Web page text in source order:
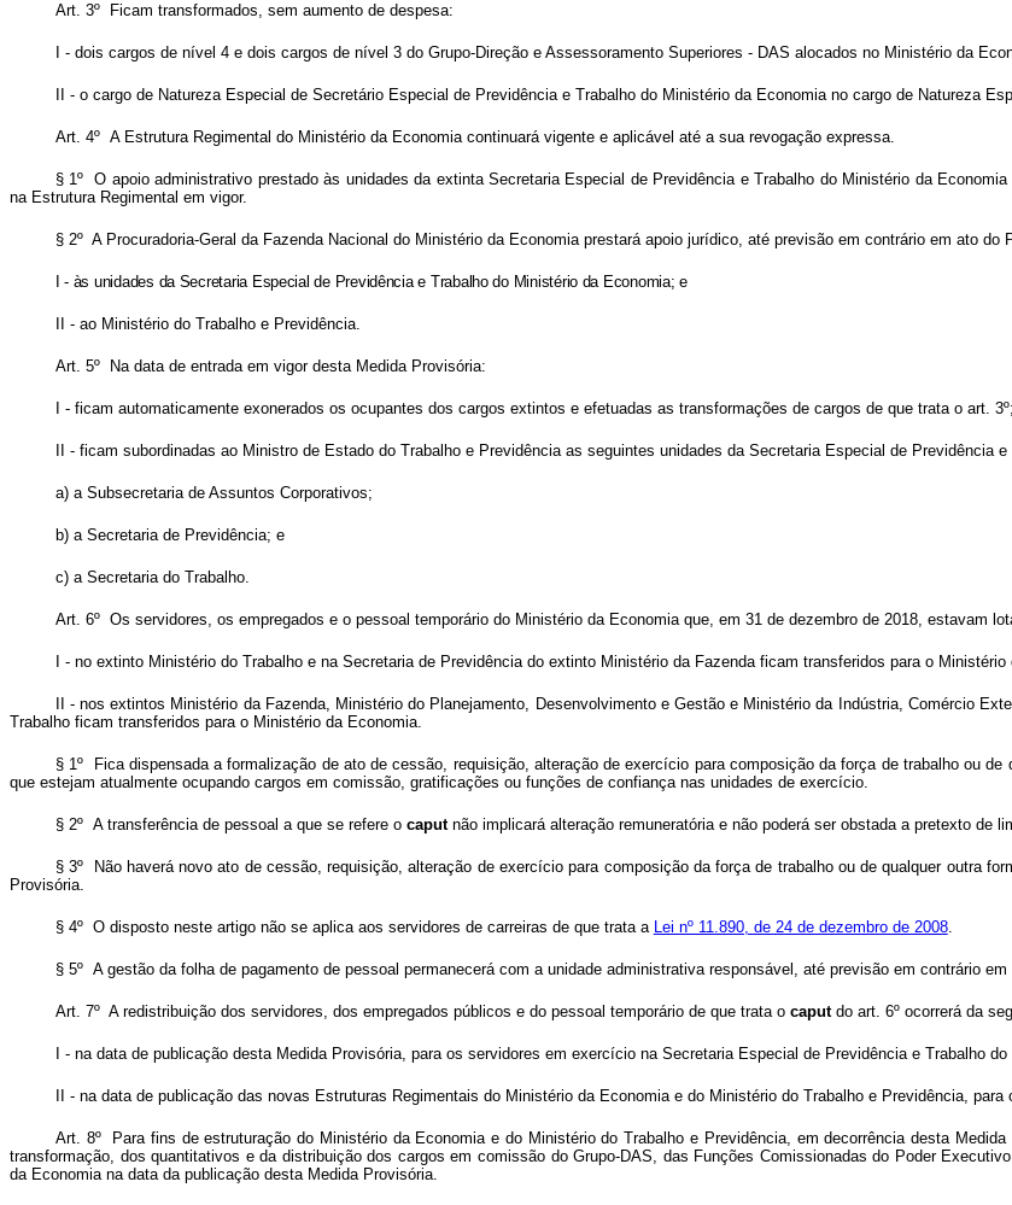
Art. 3º Ficam transformados, sem aumento de despesa:
I - dois cargos de nível 4 e dois cargos de nível 3 do Grupo-Direção e Assessoramento Superiores - DAS alocados no Ministério da
II - o cargo de Natureza Especial de Secretário Especial de Previdência e Trabalho do Ministério da Economia no cargo de Natureza
Art. 4º A Estrutura Regimental do Ministério da Economia continuará vigente e aplicável até a sua revogação expressa.
§ 1º O apoio administrativo prestado às unidades da extinta Secretaria Especial de Previdência e Trabalho do Ministério da
na Estrutura Regimental em vigor.
§ 2º A Procuradoria-Geral da Fazenda Nacional do Ministério da Economia prestará apoio jurídico, até previsão em contrário em ato do
I - às unidades da Secretaria Especial de Previdência e Trabalho do Ministério da Economia; e
II - ao Ministério do Trabalho e Previdência.
Art. 5º Na data de entrada em vigor desta Medida Provisória:
I - ficam automaticamente exonerados os ocupantes dos cargos extintos e efetuadas as transformações de cargos de que trata o art.
II - ficam subordinadas ao Ministro de Estado do Trabalho e Previdência as seguintes unidades da Secretaria Especial de Previdência
a) a Subsecretaria de Assuntos Corporativos;
b) a Secretaria de Previdência; e
c) a Secretaria do Trabalho.
Art. 6º Os servidores, os empregados e o pessoal temporário do Ministério da Economia que, em 31 de dezembro de 2018, estavam
I - no extinto Ministério do Trabalho e na Secretaria de Previdência do extinto Ministério da Fazenda ficam transferidos para o
II - nos extintos Ministério da Fazenda, Ministério do Planejamento, Desenvolvimento e Gestão e Ministério da Indústria, Comércio
Trabalho ficam transferidos para o Ministério da Economia.
§ 1º Fica dispensada a formalização de ato de cessão, requisição, alteração de exercício para composição da força de trabalho ou
que estejam atualmente ocupando cargos em comissão, gratificações ou funções de confiança nas unidades de exercício.
§ 2º A transferência de pessoal a que se refere o caput não implicará alteração remuneratória e não poderá ser obstada a pretexto de
§ 3º Não haverá novo ato de cessão, requisição, alteração de exercício para composição da força de trabalho ou de qualquer outra
Provisória.
§ 4º O disposto neste artigo não se aplica aos servidores de carreiras de que trata a Lei nº 11.890, de 24 de dezembro de 2008.
§ 5º A gestão da folha de pagamento de pessoal permanecerá com a unidade administrativa responsável, até previsão em contrário
Art. 7º A redistribuição dos servidores, dos empregados públicos e do pessoal temporário de que trata o caputdo art. 6º ocorrerá da
I - na data de publicação desta Medida Provisória, para os servidores em exercício na Secretaria Especial de Previdência e Trabalho
II - na data de publicação das novas Estruturas Regimentais do Ministério da Economia e do Ministério do Trabalho e Previdência,
Art. 8º Para fins de estruturação do Ministério da Economia e do Ministério do Trabalho e Previdência, em decorrência desta
transformação, dos quantitativos e da distribuição dos cargos em comissão do Grupo-DAS, das Funções Comissionadas do Poder
da Economia na data da publicação desta Medida Provisória.